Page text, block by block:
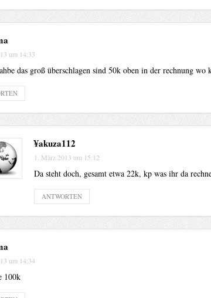
um 14:33
das groß überschlagen sind 50k oben in der rechnung wo
¥akuza112
1. März 2013 um 15:12
Da steht doch, gesamt etwa 22k, kp was ihr da
ANTWORTEN
um 14:34
100k